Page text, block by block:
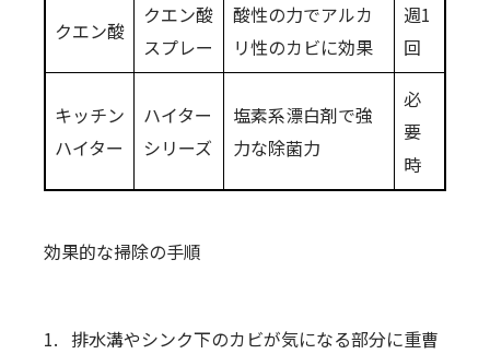
クエン酸
クエン酸
スプレー
酸性の力でアルカ
リ性のカビに効果
週1
回
キッチン
ハイター
ハイター
シリーズ
塩素系漂白剤で強
力な除菌力
必
要
時
効果的な掃除の手順
排水溝やシンク下のカビが気になる部分に重曹